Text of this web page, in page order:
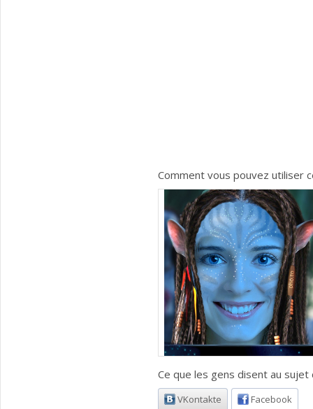
Comment vous pouvez utiliser
Ce que les gens disent au
VKontakte Facebook